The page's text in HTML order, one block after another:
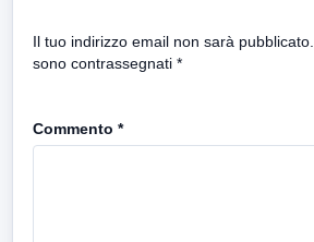
Il tuo indirizzo email non sarà pubblicato.
sono contrassegnati *
Commento *